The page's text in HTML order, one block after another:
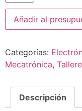
Añadir al
Categorías:
Mecatrónica,
Descripción